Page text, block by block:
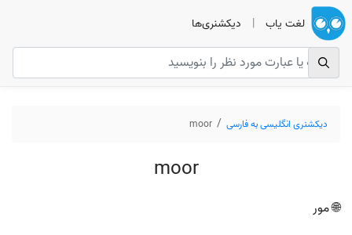
لغت یاب | دیکشنری‌ها
دیکشنری انگلیسی به فارسی moor
moor
🌐 مور